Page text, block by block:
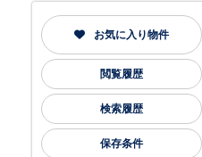
お気に入り物件
閲覧履歴
検索履歴
保存条件